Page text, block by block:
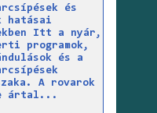
és
hatásai
Itt a nyár,
programok,
és a
A rovarok
ártal...